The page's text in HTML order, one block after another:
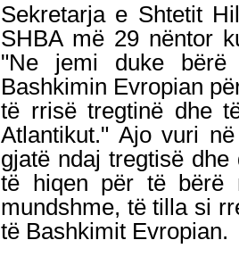
Sekretarja e Shtetit
SHBA më 29 nëntor
"Ne jemi duke bërë
Bashkimin Evropian
të rrisë tregtinë dhe
Atlantikut." Ajo vuri
gjatë ndaj tregtisë
të hiqen për të bërë
mundshme, të tilla si
të Bashkimit Evropian.